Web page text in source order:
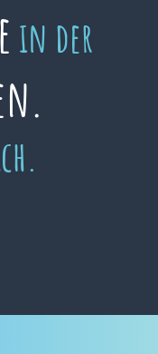
in der